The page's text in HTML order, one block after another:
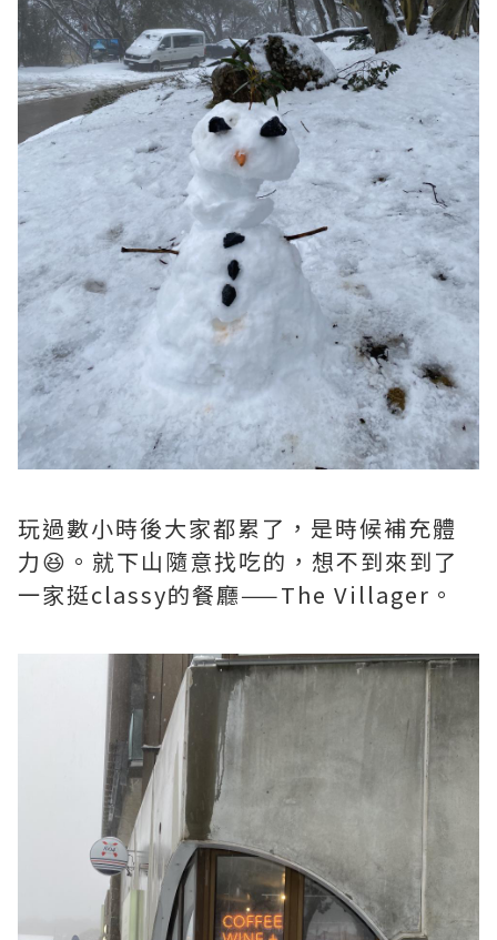
玩過數小時後大家都累了，是時候補充體
力😆。就下山隨意找吃的，想不到來到了
一家挺classy的餐廳——The Villager。